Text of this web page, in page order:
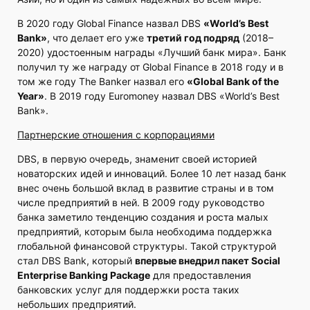
В 2020 году Global Finance назвал DBS «World’s Best
Bank», что делает его уже третий год подряд (2018–
2020) удостоенным награды «Лучший банк мира». Банк
получил ту же награду от Global Finance в 2018 году и в
том же году The Banker назвал его «Global Bank of the
Year». В 2019 году Euromoney назвал DBS «World’s Best
Bank».
Партнерские отношения с корпорациями
DBS, в первую очередь, знаменит своей историей
новаторских идей и инноваций. Более 10 лет назад банк
внес очень большой вклад в развитие страны и в том
числе предприятий в ней. В 2009 году руководство
банка заметило тенденцию создания и роста малых
предприятий, которым была необходима поддержка
глобальной финансовой структуры. Такой структурой
стал DBS Bank, который впервые внедрил пакет Social
Enterprise Banking Package для предоставления
банковских услуг для поддержки роста таких
небольших предприятий.